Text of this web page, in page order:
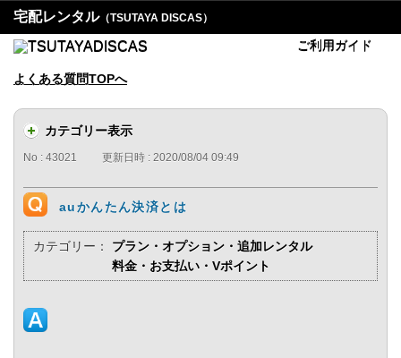
宅配レンタル（TSUTAYA DISCAS）
ご利用ガイド
よくある質問TOPへ
カテゴリー表示
No : 43021 更新日時 : 2020/08/04 09:49
auかんたん決済とは
カテゴリー：
プラン・オプション・追加レンタル
料金・お支払い・Vポイント